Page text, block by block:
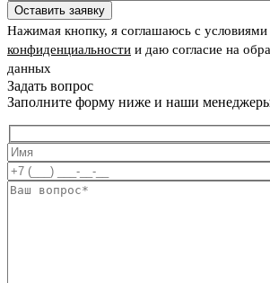
Оставить заявку
Нажимая кнопку, я соглашаюсь с условиями
конфиденциальности и даю согласие на
данных
Задать вопрос
Заполните форму ниже и наши